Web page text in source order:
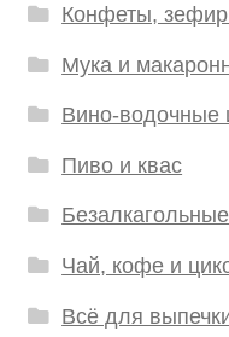
Конфеты,
Мука и
Вино-водочные
Пиво и квас
Чай, кофе и
Всё для